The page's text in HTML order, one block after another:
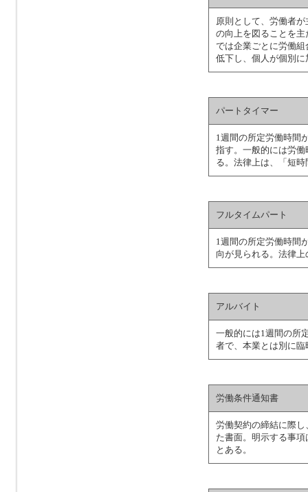
原則として、労働者
の向上を図ることを
では企業ごとに労働
低下し、個人が個別
パートタイマー
1週間の所定労働時間
指す。一般的には労
る。法律上は、「短
フルタイムパート
1週間の所定労働時間
向が見られる。法律
アルバイト
一般的には1週間の所
者で、本業とは別に
労働条件通知書
労働契約の締結に際
た書面。明示する事
とある。